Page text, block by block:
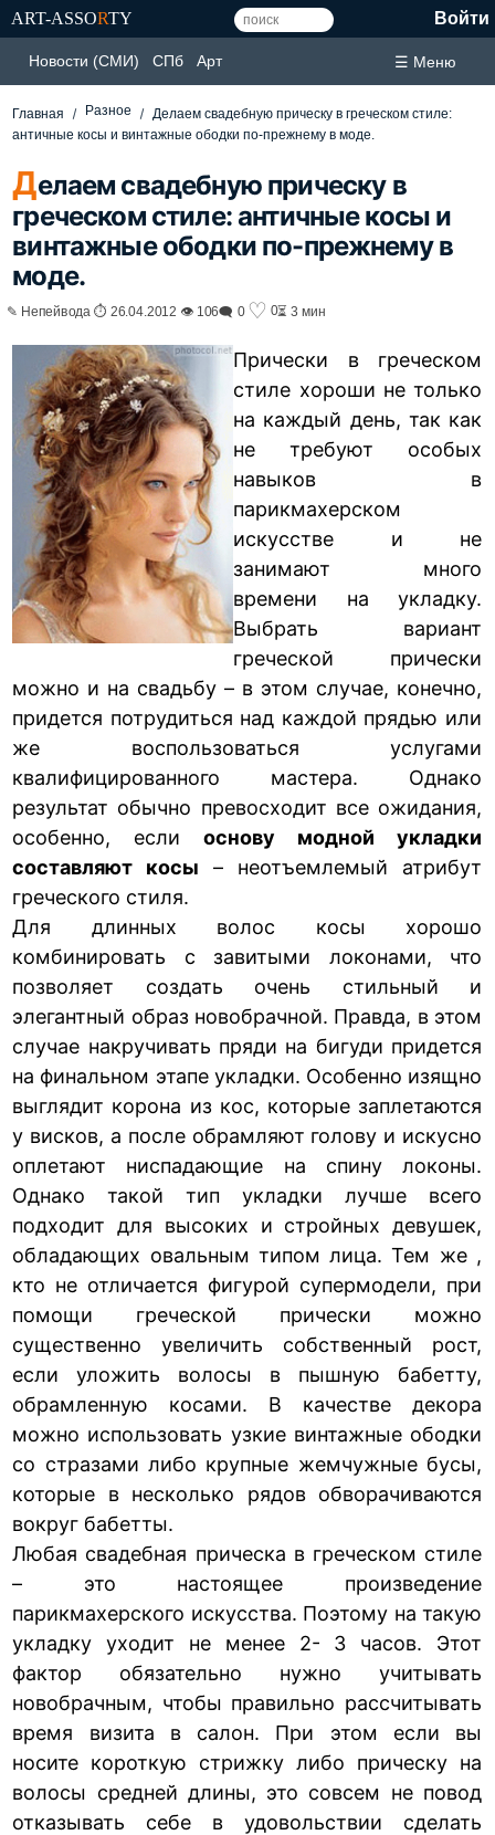
ART-ASSORTY Войти
Новости (СМИ) СПб Арт ☰ Меню
Главная Разное
Делаем свадебную прическу в греческом стиле:
античные косы и винтажные ободки по-прежнему в моде.
Делаем свадебную прическу в
греческом стиле: античные косы и
винтажные ободки по-прежнему в
моде.
✎ Непейвода ⏱ 26.04.2012 👁 106🗨 0 ♡ 0⏳ 3 мин
Прически в греческом
стиле хороши не только
на каждый день, так как
не требуют особых
навыков в
парикмахерском
искусстве и не
занимают много
времени на укладку.
Выбрать вариант
греческой прически
можно и на свадьбу – в этом случае, конечно,
придется потрудиться над каждой прядью или
же воспользоваться услугами
квалифицированного мастера. Однако
результат обычно превосходит все ожидания,
особенно, еслиоснову модной укладки
составляют косы – неотъемлемый атрибут
греческого стиля.
Для длинных волос косы хорошо
комбинировать с завитыми локонами, что
позволяет создать очень стильный и
элегантный образ новобрачной. Правда, в этом
случае накручивать пряди на бигуди придется
на финальном этапе укладки. Особенно изящно
выглядит корона из кос, которые заплетаются
у висков, а после обрамляют голову и искусно
оплетают ниспадающие на спину локоны.
Однако такой тип укладки лучше всего
подходит для высоких и стройных девушек,
обладающих овальным типом лица. Тем же ,
кто не отличается фигурой супермодели, при
помощи греческой прически можно
существенно увеличить собственный рост,
если уложить волосы в пышную бабетту,
обрамленную косами. В качестве декора
можно использовать узкие винтажные ободки
со стразами либо крупные жемчужные бусы,
которые в несколько рядов обворачиваются
вокруг бабетты.
Любая свадебная прическа в греческом стиле
– это настоящее произведение
парикмахерского искусства. Поэтому на такую
укладку уходит не менее 2- 3 часов. Этот
фактор обязательно нужно учитывать
новобрачным, чтобы правильно рассчитывать
время визита в салон. При этом если вы
носите короткую стрижку либо прическу на
волосы средней длины, это совсем не повод
отказывать себе в удовольствии сделать